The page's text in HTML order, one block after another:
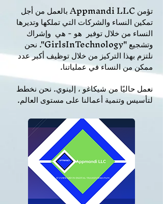
تؤمن Appmandi LLC بالعمل من أجل
تمكين النساء والشركات التي تملكها وتديرها
النساء من خلال توفير هو - هي وإشراك
وتشجيع "GirlsInTechnology". نحن
نلتزم بهذا التركيز من خلال توظيف أكبر عدد
ممكن من النساء في عملياتنا.
نعمل حاليًا من شيكاغو ، إلينوي. نحن نخطط
لتأسيس وتنمية أعمالنا على مستوى العالم.